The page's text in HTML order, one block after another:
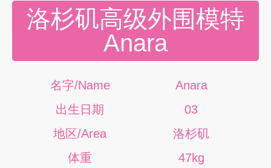
洛杉矶高级外围模特
Anara
名字/Name
Anara
出生日期
03
地区/Area
洛杉矶
体重
47kg